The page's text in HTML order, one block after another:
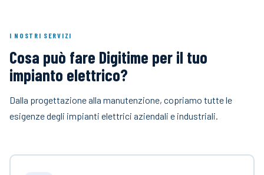
I NOSTRI SERVIZI
Cosa può fare Digitime per il tuo
impianto elettrico?
Dalla progettazione alla manutenzione, copriamo tutte le
esigenze degli impianti elettrici aziendali e industriali.